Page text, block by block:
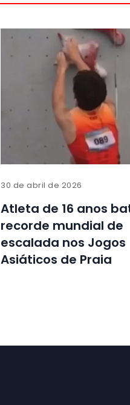
30 de abril de 2026
Atleta de 16 anos
recorde mundial de
escalada nos Jogos
Asiáticos de Praia